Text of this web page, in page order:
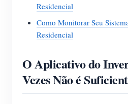
Residencial
Como Monitorar Seu
Residencial
O Aplicativo do
Vezes Não é